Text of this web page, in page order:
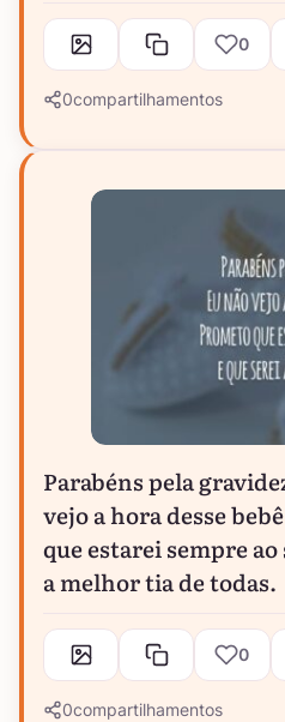
0
0compartilhamentos
Parabéns pela
vejo a hora desse
que estarei sempre
a melhor tia de todas.
0
0compartilhamentos